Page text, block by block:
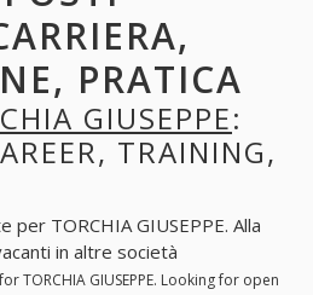
PRATICA
GIUSEPPE:
TRAINING,
TORCHIA GIUSEPPE. Alla
in altre società
TORCHIA GIUSEPPE. Looking for open